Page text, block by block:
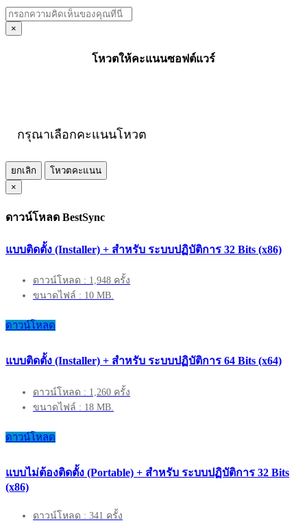
×
โหวตให้คะแนนซอฟต์แวร์
กรุณาเลือกคะแนนโหวต
ยกเลิก
โหวตคะแนน
×
ดาวน์โหลด BestSync
แบบติดตั้ง (Installer) + สำหรับ ระบบปฏิบัติการ 32 Bits (x86)
ดาวน์โหลด : 1,948 ครั้ง
ขนาดไฟล์ : 10 MB.
ดาวน์โหลด
แบบติดตั้ง (Installer) + สำหรับ ระบบปฏิบัติการ 64 Bits (x64)
ดาวน์โหลด : 1,260 ครั้ง
ขนาดไฟล์ : 18 MB.
ดาวน์โหลด
แบบไม่ต้องติดตั้ง (Portable) + สำหรับ ระบบปฏิบัติการ 32 Bits
(x86)
ดาวน์โหลด : 341 ครั้ง